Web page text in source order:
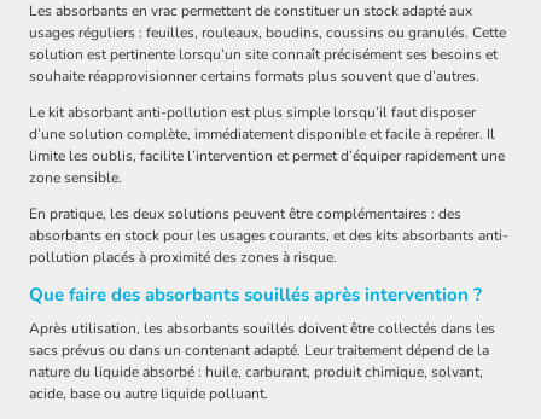
Les absorbants en vrac permettent de constituer un stock adapté aux
usages réguliers : feuilles, rouleaux, boudins, coussins ou granulés. Cette
solution est pertinente lorsqu’un site connaît précisément ses besoins et
souhaite réapprovisionner certains formats plus souvent que d’autres.
Le kit absorbant anti-pollution est plus simple lorsqu’il faut disposer
d’une solution complète, immédiatement disponible et facile à repérer. Il
limite les oublis, facilite l’intervention et permet d’équiper rapidement une
zone sensible.
En pratique, les deux solutions peuvent être complémentaires : des
absorbants en stock pour les usages courants, et des kits absorbants anti-
pollution placés à proximité des zones à risque.
Que faire des absorbants souillés après intervention ?
Après utilisation, les absorbants souillés doivent être collectés dans les
sacs prévus ou dans un contenant adapté. Leur traitement dépend de la
nature du liquide absorbé : huile, carburant, produit chimique, solvant,
acide, base ou autre liquide polluant.